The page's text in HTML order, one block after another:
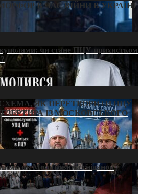
В ЧАС ВІЙНИ В УКРАЇНІ
куполами: чи стане ПЦУ прихистком
ЯК ПЕРЕТВОРИТИ ПЦУ
ІЗ МОСКОВСЬКОГО
як Молитовний сніданок
ПЦУ